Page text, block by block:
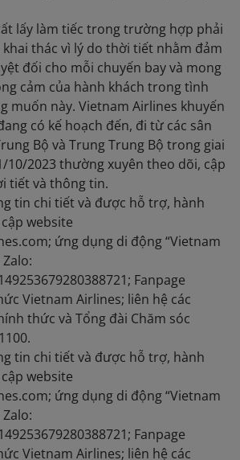
lấy làm tiếc trong trường hợp phải
thác vì lý do thời tiết nhằm đảm
đối cho mỗi chuyến bay và mong
cảm của hành khách trong tình
muốn này. Vietnam Airlines khuyến
có kế hoạch đến, đi từ các sân
Bộ và Trung Trung Bộ trong giai
10/2023 thường xuyên theo dõi, cập
tiết và thông tin.
tin chi tiết và được hỗ trợ, hành
website
ứng dụng di động “Vietnam
Fanpage
Vietnam Airlines; liên hệ các
thức và Tổng đài Chăm sóc
tin chi tiết và được hỗ trợ, hành
website
ứng dụng di động “Vietnam
Fanpage
Vietnam Airlines; liên hệ các